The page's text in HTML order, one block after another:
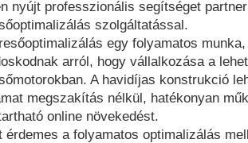
nyújt professzionális segítséget
szolgáltatással.
egy folyamatos
arról, hogy vállalkozása a
A havidíjas konstrukció
megszakítás nélkül, hatékonyan
online növekedést.
érdemes a folyamatos optimalizálás